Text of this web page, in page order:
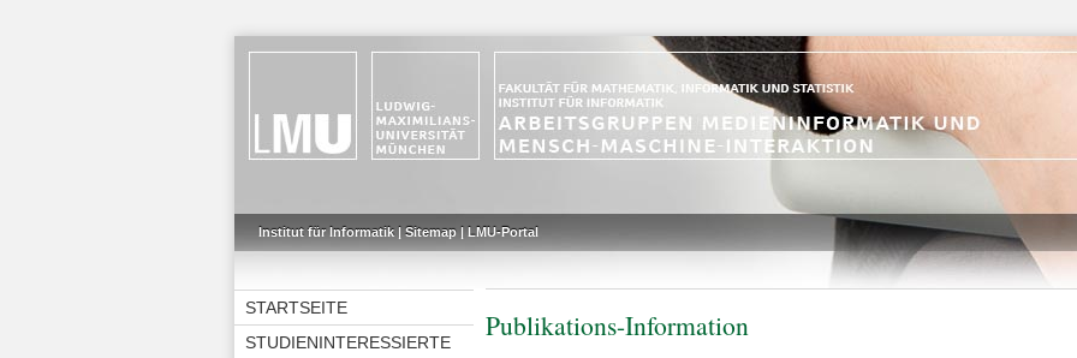
Institut für Informatik| Sitemap| LMU-Portal
STARTSEITE
STUDIENINTERESSIERTE
Publikations-Information